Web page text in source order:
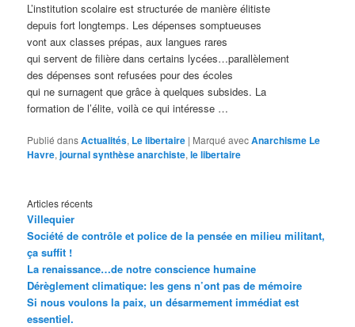
L’institution scolaire est structurée de manière élitiste
depuis fort longtemps. Les dépenses somptueuses
vont aux classes prépas, aux langues rares
qui servent de filière dans certains lycées…parallèlement
des dépenses sont refusées pour des écoles
qui ne surnagent que grâce à quelques subsides. La
formation de l’élite, voilà ce qui intéresse …
Publié dansActualités, Le libertaire | Marqué avecAnarchisme Le
Havre,journal synthèse anarchiste,le libertaire
Articles récents
Villequier
Société de contrôle et police de la pensée en milieu militant,
ça suffit !
La renaissance…de notre conscience humaine
Dérèglement climatique: les gens n’ont pas de mémoire
Si nous voulons la paix, un désarmement immédiat est
essentiel.